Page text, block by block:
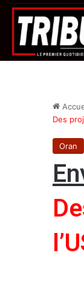
Infos en Direct:
Des
Oran